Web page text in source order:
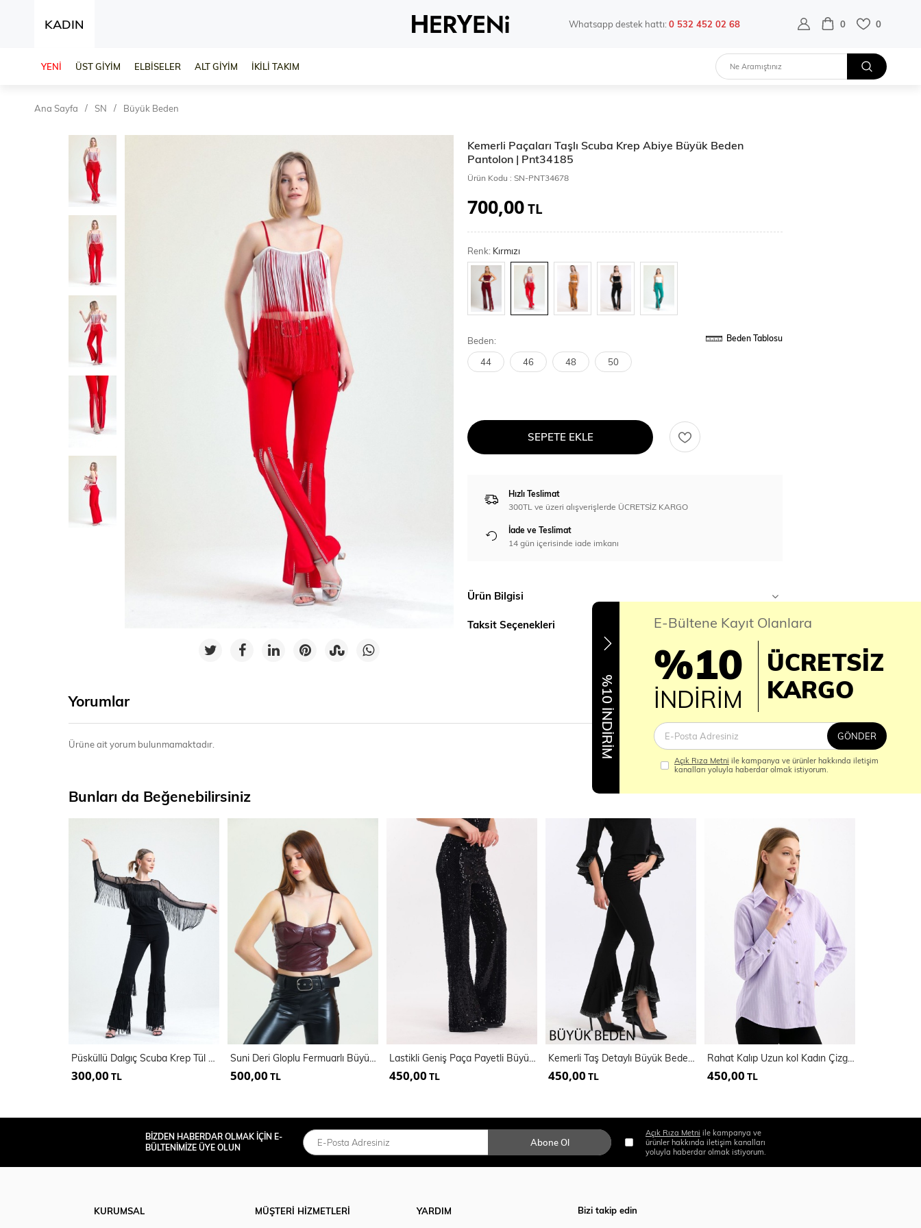
KADIN Whatsapp destek hattı:0 532 452 02 68 0 0
YENİ ÜST GİYİM ELBİSELER ALT GİYİM İKİLİ TAKIM
Ana Sayfa SN Büyük Beden
Kemerli Paçaları Taşlı Scuba Krep Abiye Büyük Beden
Pantolon | Pnt34185
Ürün Kodu : SN-PNT34678
700,00TL
Renk: Kırmızı
Beden: Beden Tablosu
44 46 48 50
SEPETE EKLE
Hızlı Teslimat
300TL ve üzeri alışverişlerde ÜCRETSİZ KARGO
İade ve Teslimat
14 gün içerisinde iade imkanı
Ürün Bilgisi
Taksit Seçenekleri
Yorumlar
Ürüne ait yorum bulunmamaktadır.
Bunları da Beğenebilirsiniz
Püsküllü Dalgıç Scuba Krep Tül Bluz | Blz33372
300,00 TL
Suni Deri Gloplu Fermuarlı Büyük Beden Bustiyer | BUST34636
500,00 TL
Lastikli Geniş Paça Payetli Büyük Beden Abiye Pantolon | PNT34693
450,00 TL
Kemerli Taş Detaylı Büyük Beden Pantolon | Pnt34810
450,00 TL
Rahat Kalıp Uzun kol Kadın Çizgili Gömlek | Gml35705
450,00 TL
%10 İNDİRİM
E-Bültene Kayıt Olanlara
%10
İNDİRİM
ÜCRETSİZ
KARGO
GÖNDER
Açık Rıza Metni ile kampanya ve ürünler hakkında iletişim
kanalları yoluyla haberdar olmak istiyorum.
BİZDEN HABERDAR OLMAK İÇİN E-
BÜLTENİMİZE ÜYE OLUN
Abone Ol
Açık Rıza Metni ile kampanya ve
ürünler hakkında iletişim kanalları
yoluyla haberdar olmak istiyorum.
KURUMSAL
MÜŞTERİ HİZMETLERİ
YARDIM
Bizi takip edin